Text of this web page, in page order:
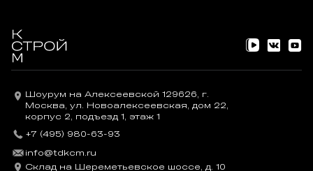
Шоурум на Алексеевской 129626, г.
Москва, ул. Новоалексеевская, дом 22,
корпус 2, подъезд 1, этаж 1
+7 (495) 980-63-93
info@tdkcm.ru
Склад на Шереметьевское шоссе, д. 10